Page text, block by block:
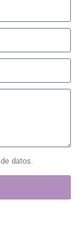
datos.